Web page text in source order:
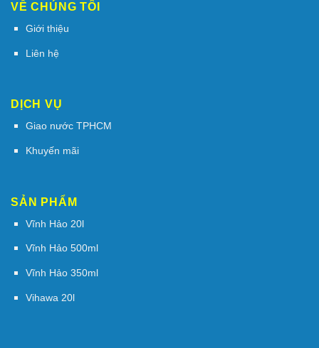
VỀ CHÚNG TÔI
Giới thiệu
Liên hệ
DỊCH VỤ
Giao nước TPHCM
Khuyến mãi
SẢN PHẨM
Vĩnh Hảo 20l
Vĩnh Hảo 500ml
Vĩnh Hảo 350ml
Vihawa 20l